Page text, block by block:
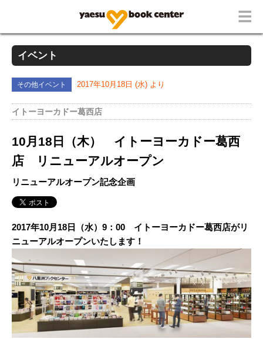
イベント
その他イベント 2017年10月18日 (水) より
イトーヨーカドー葛西店
10月18日（木） イトーヨーカドー葛西
店 リニューアルオープン
リニューアルオープン記念企画
2017年10月18 日（水）9 ： 00 イトーヨーカドー葛西店がリ
ニューアルオープンいたします！